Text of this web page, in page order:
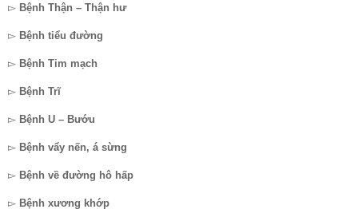
▻ Bệnh Thận – Thận hư
▻ Bệnh tiểu đường
▻ Bệnh Tim mạch
▻ Bệnh Trĩ
▻ Bệnh U – Bướu
▻ Bệnh vẩy nến, á sừng
▻ Bệnh về đường hô hấp
▻ Bệnh xương khớp